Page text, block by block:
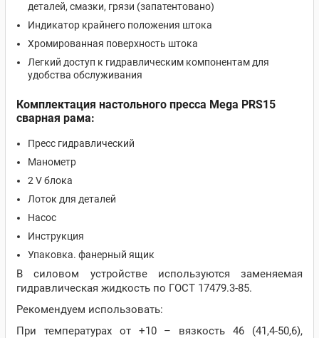
деталей, смазки, грязи (запатентовано)
Индикатор крайнего положения штока
Хромированная поверхность штока
Легкий доступ к гидравлическим компонентам для
удобства обслуживания
Комплектация настольного пресса Mega PRS15
сварная рама:
Пресс гидравлический
Манометр
2 V блока
Лоток для деталей
Насос
Инструкция
Упаковка. фанерный ящик
В силовом устройстве используются заменяемая
гидравлическая жидкость по ГОСТ 17479.3-85.
Рекомендуем использовать:
При температурах от +10 – вязкость 46 (41,4-50,6),